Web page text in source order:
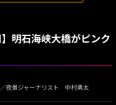
】明石海峡大橋がピンク
夜景ジャーナリスト 中村勇太